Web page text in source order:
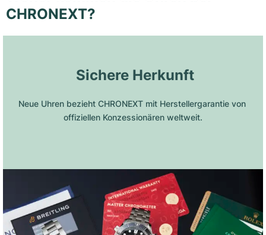
CHRONEXT?
Sichere Herkunft
Neue Uhren bezieht CHRONEXT mit Herstellergarantie von
offiziellen Konzessionären weltweit.